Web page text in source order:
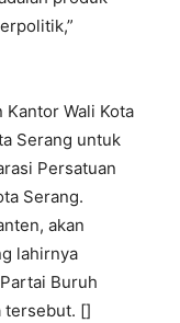
Wali Kota
Serang untuk
Persatuan
Serang.
akan
lahirnya
Buruh
tersebut. []